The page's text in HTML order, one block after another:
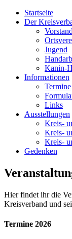
Startseite
Der
Jugend
Kanin-
Informationen
Termine
Links
Ausstellungen
Kreis-
Kreis-
Kreis-
Gedenken
Hier findet ihr die
Kreisverband und
Termine 2026